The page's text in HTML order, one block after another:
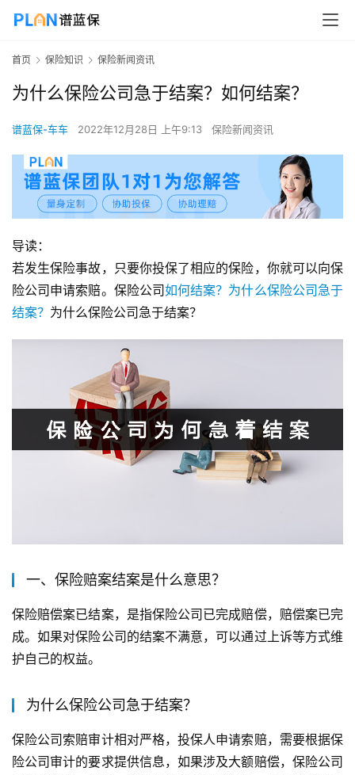
首页 保险知识 保险新闻资讯
为什么保险公司急于结案？如何结案？
谱蓝保-车车 2022年12月28日 上午9:13 保险新闻资讯
导读：
若发生保险事故，只要你投保了相应的保险，你就可以向保
险公司申请索赔。保险公司如何结案？ 为什么保险公司急于
结案？ 为什么保险公司急于结案？
一、保险赔案结案是什么意思？
保险赔偿案已结案，是指保险公司已完成赔偿，赔偿案已完
成。如果对保险公司的结案不满意，可以通过上诉等方式维
护自己的权益。
为什么保险公司急于结案？
保险公司索赔审计相对严格，投保人申请索赔，需要根据保
险公司审计的要求提供信息，如果涉及大额赔偿，保险公司